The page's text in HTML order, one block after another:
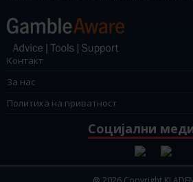
Контакт
За нас
Политика на приватност
Социјални